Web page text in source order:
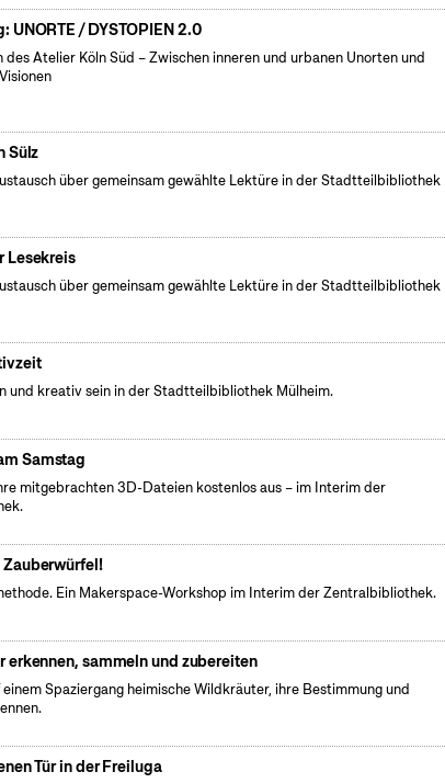
UNORTE / DYSTOPIEN 2.0
des Atelier Köln Süd – Zwischen inneren und urbanen Unorten und
Sülz
über gemeinsam gewählte Lektüre in der Stadtteilbibliothek
Lesekreis
über gemeinsam gewählte Lektüre in der Stadtteilbibliothek
und kreativ sein in der Stadtteilbibliothek Mülheim.
Samstag
mitgebrachten 3D-Dateien kostenlos aus – im Interim der
Zauberwürfel!
Ein Makerspace-Workshop im Interim der Zentralbibliothek.
erkennen, sammeln und zubereiten
einem Spaziergang heimische Wildkräuter, ihre Bestimmung und
Tür in der Freiluga